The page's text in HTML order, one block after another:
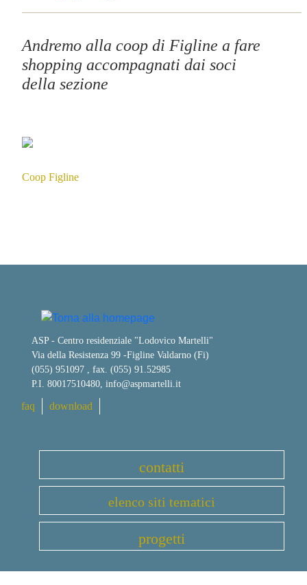
Andremo alla coop di Figline a fare
shopping accompagnati dai soci
della sezione
Coop Figline
ASP - Centro residenziale "Lodovico Martelli"
Via della Resistenza 99 -Figline Valdarno (Fi)
(055) 951097 , fax. (055) 91.52985
P.I. 80017510480, info@aspmartelli.it
faq download
contatti
elenco siti tematici
progetti